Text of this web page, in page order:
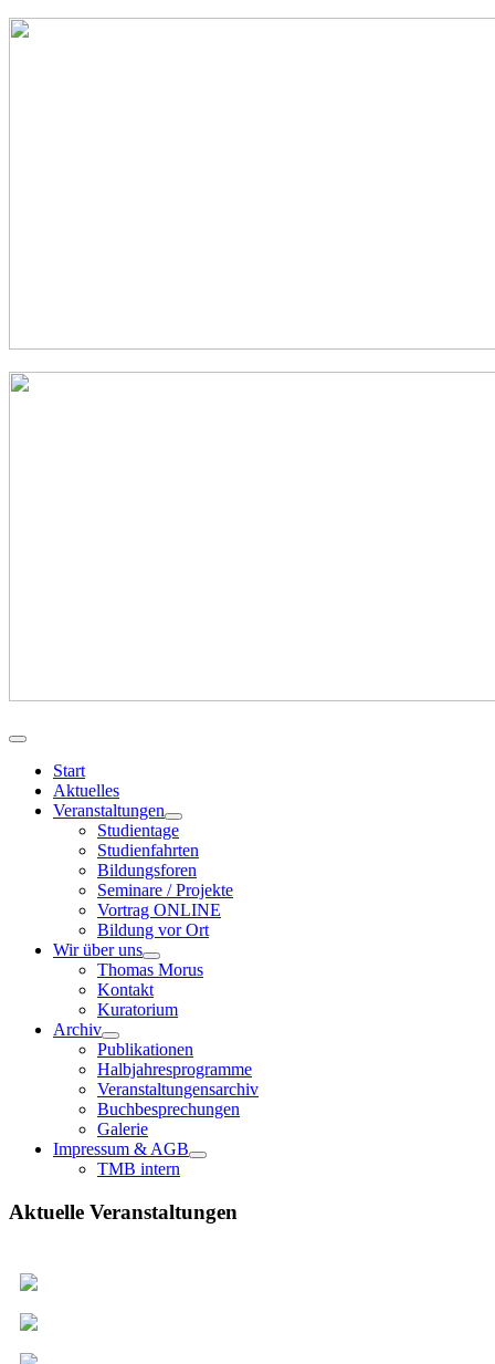
Start
Aktuelles
Veranstaltungen
Studientage
Studienfahrten
Bildungsforen
Seminare / Projekte
Vortrag ONLINE
Bildung vor Ort
Wir über uns
Thomas Morus
Kontakt
Kuratorium
Archiv
Publikationen
Halbjahresprogramme
Veranstaltungensarchiv
Buchbesprechungen
Galerie
Impressum & AGB
TMB intern
Aktuelle Veranstaltungen